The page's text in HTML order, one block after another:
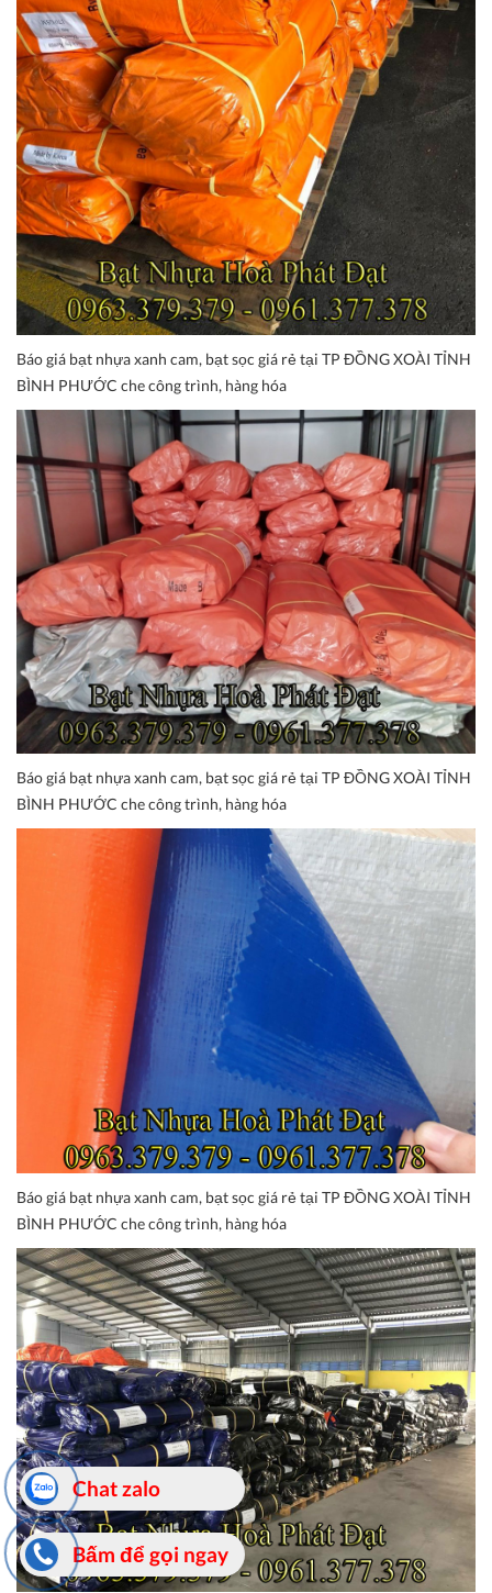
Báo giá bạt nhựa xanh cam, bạt sọc giá rẻ tại TP ĐỒNG XOÀI TỈNH
BÌNH PHƯỚC che công trình, hàng hóa
Báo giá bạt nhựa xanh cam, bạt sọc giá rẻ tại TP ĐỒNG XOÀI TỈNH
BÌNH PHƯỚC che công trình, hàng hóa
Báo giá bạt nhựa xanh cam, bạt sọc giá rẻ tại TP ĐỒNG XOÀI TỈNH
BÌNH PHƯỚC che công trình, hàng hóa
Bấm để gọi ngay
Chat zalo